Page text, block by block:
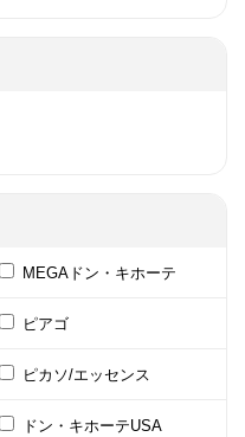
MEGAドン・キホーテ
ピアゴ
ピカソ/エッセンス
ドン・キホーテUSA